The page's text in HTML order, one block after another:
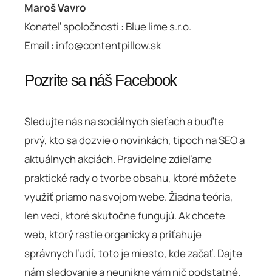
Maroš Vavro
Konateľ spoločnosti : Blue lime s.r.o.
Email : info@contentpillow.sk
Pozrite sa náš Facebook
Sledujte nás na sociálnych sieťach a buďte
prvý, kto sa dozvie o novinkách, tipoch na SEO a
aktuálnych akciách. Pravidelne zdieľame
praktické rady o tvorbe obsahu, ktoré môžete
využiť priamo na svojom webe. Žiadna teória,
len veci, ktoré skutočne fungujú. Ak chcete
web, ktorý rastie organicky a priťahuje
správnych ľudí, toto je miesto, kde začať. Dajte
nám sledovanie a neunikne vám nič podstatné.